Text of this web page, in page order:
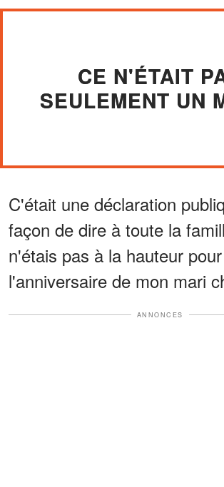
CE N'ÉTAIT
SEULEMENT UN
C'était une déclaration
façon de dire à toute la
n'étais pas à la hauteur
l'anniversaire de mon mari
ANNONCES